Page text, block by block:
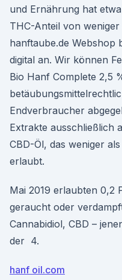
und Ernährung hat
THC-Anteil von
hanftaube.de Webshop
digital an. Wir können
Bio Hanf Complete 2,5
Endverbraucher
Extrakte
CBD-Öl, das weniger
erlaubt.
Mai 2019 erlaubten 0,2
geraucht oder
Cannabidiol, CBD –
der 4.
hanf oil.com